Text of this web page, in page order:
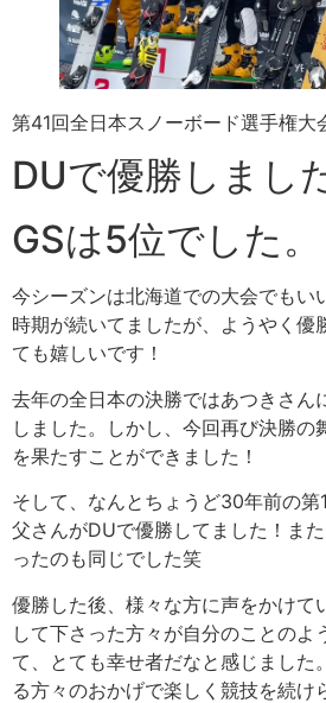
第41回全日本スノーボード選手権大
DUで優勝しまし
GSは5位でした。
今シーズンは北海道での大会でもい
時期が続いてましたが、ようやく優
ても嬉しいです！
去年の全日本の決勝ではあつきさん
しました。しかし、今回再び決勝の
を果たすことができました！
そして、なんとちょうど30年前の第
父さんがDUで優勝してました！ま
ったのも同じでした笑
優勝した後、様々な方に声をかけて
して下さった方々が自分のことのよ
て、とても幸せ者だなと感じました
る方々のおかげで楽しく競技を続け